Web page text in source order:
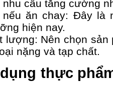
cầu tăng cường
ăn chay: Đây là
hiện nay.
lượng: Nên chọn sản
nặng và tạp chất.
thực